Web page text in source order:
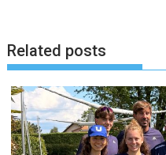
Related posts